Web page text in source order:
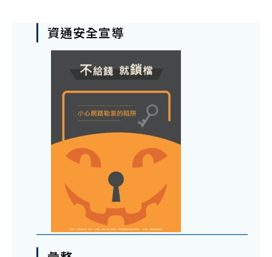
資通安全宣導